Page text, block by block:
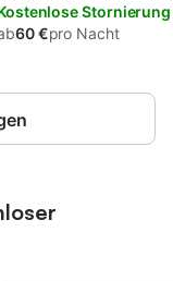
Stornierung
60 €pro Nacht